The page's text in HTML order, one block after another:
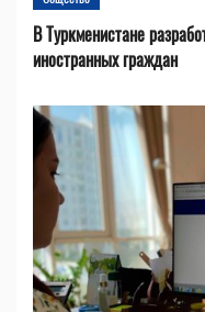
В Туркменистане
иностранных граждан